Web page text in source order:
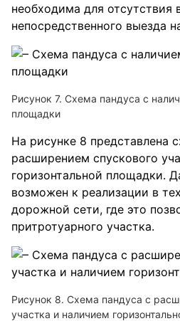
необходима для отсутствия
непосредственного выезда
Рисунок 7. Схема пандуса с
площадки
На рисунке 8 представлена
расширением спускового
горизонтальной площадки.
возможен к реализации в
дорожной сети, где это
притротуарного участка.
Рисунок 8. Схема пандуса с
участка и наличием